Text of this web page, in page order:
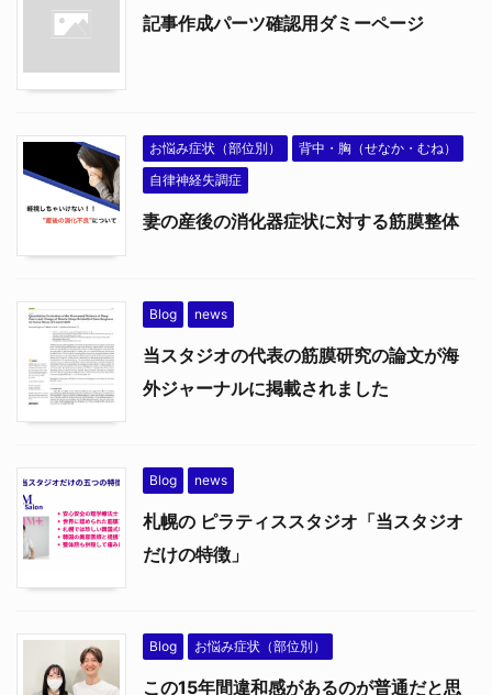
記事作成パーツ確認用ダミーページ
お悩み症状（部位別）
背中・胸（せなか・むね）
自律神経失調症
妻の産後の消化器症状に対する筋膜整体
Blog news
当スタジオの代表の筋膜研究の論文が海
外ジャーナルに掲載されました
Blog news
札幌の ピラティススタジオ「当スタジオ
だけの特徴」
Blog お悩み症状（部位別）
この15年間違和感があるのが普通だと思